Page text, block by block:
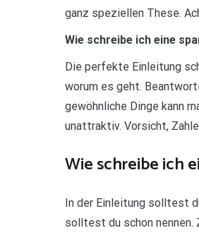
ganz speziellen These.
Wie schreibe ich eine
Die perfekte Einleitung
worum es geht.
gewöhnliche Dinge kann
unattraktiv. Vorsicht,
Wie schreibe ich
In der Einleitung solltest
solltest du schon nennen.